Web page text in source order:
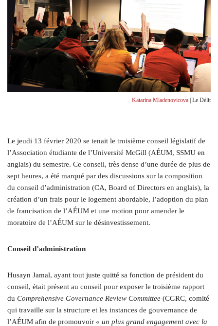
Katarina Mladenovicova | Le Délit
Le jeudi 13 février 2020 se tenait le troisième conseil législatif de
l’Association étudiante de l’Université McGill (AÉUM, SSMU en
anglais) du semestre. Ce conseil, très dense d’une durée de plus de
sept heures, a été marqué par des discussions sur la composition
du conseil d’administration (CA, Board of Directors en anglais), la
création d’un frais pour le logement abordable, l’adoption du plan
de francisation de l’AÉUM et une motion pour amender le
moratoire de l’AÉUM sur le désinvestissement.
Conseil d’administration
Husayn Jamal, ayant tout juste quitté sa fonction de président du
conseil, était présent au conseil pour exposer le troisième rapport
du Comprehensive Governance Review Committee (CGRC, comité
qui travaille sur la structure et les instances de gouvernance de
l’AÉUM afin de promouvoir « un plus grand engagement avec la